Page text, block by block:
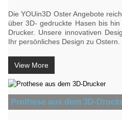
Die YOUin3D Oster Angebote
über 3D- gedruckte Hasen bis
Drucker. Unsere innovativen
Ihr persönliches Design zu Ostern.
View More
Prothese aus dem 3D-